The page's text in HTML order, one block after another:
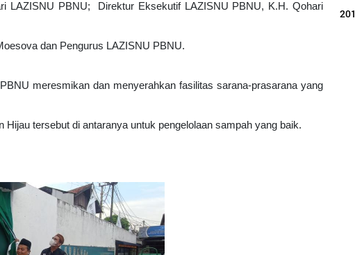
LAZISNU PBNU;  Direktur Eksekutif LAZISNU PBNU, K.H. Qohari
dan Pengurus LAZISNU PBNU.
meresmikan dan menyerahkan fasilitas sarana-prasarana yang
Hijau tersebut di antaranya untuk pengelolaan sampah yang baik.